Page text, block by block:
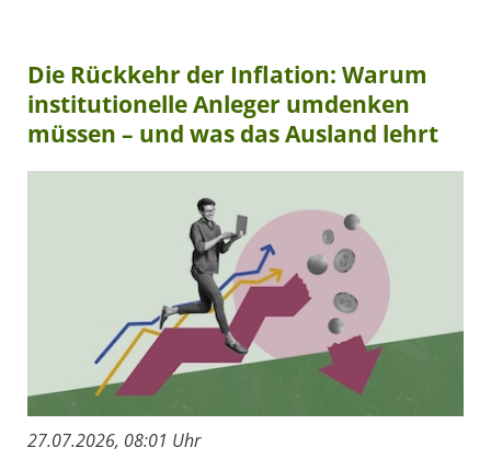
Die Rückkehr der Inflation: Warum
institutionelle Anleger umdenken
müssen – und was das Ausland lehrt
27.07.2026, 08:01 Uhr